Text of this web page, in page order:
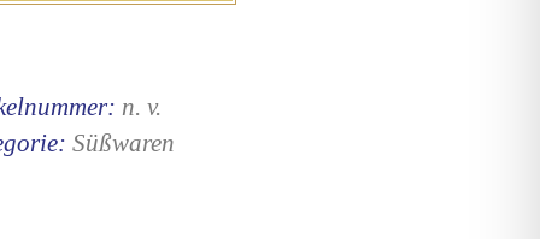
n. v.
Süßwaren